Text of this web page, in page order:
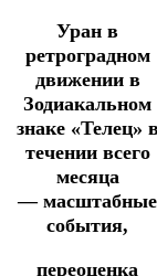
Уран в
ретроградном
движении в
Зодиакальном
знаке «Телец»
течении всего
месяца
— масштабные
события,
переоценка